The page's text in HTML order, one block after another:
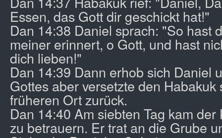
Essen, das Gott dir geschickt hat!"
Dan 14:38 Daniel sprach: "So hast
meiner erinnert, o Gott, und hast
dich lieben!"
Dan 14:39 Dann erhob sich Daniel
Gottes aber versetzte den
früheren Ort zurück.
Dan 14:40 Am siebten Tag kam
zu betrauern. Er trat an die Grube